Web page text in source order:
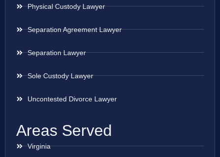
Physical Custody Lawyer
Separation Agreement Lawyer
Separation Lawyer
Sole Custody Lawyer
Uncontested Divorce Lawyer
Areas Served
Virginia